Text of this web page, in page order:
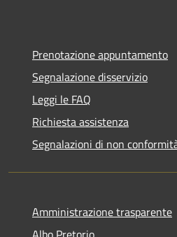
Prenotazione appuntamento
Segnalazione disservizio
Leggi le FAQ
Richiesta assistenza
Segnalazioni di non
Amministrazione trasparente